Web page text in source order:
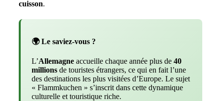
cuisson.
🌍 Le saviez-vous ?
L’Allemagne accueille chaque année plus de 40
millions de touristes étrangers, ce qui en fait l’une
des destinations les plus visitées d’Europe. Le sujet
« Flammkuchen » s’inscrit dans cette dynamique
culturelle et touristique riche.